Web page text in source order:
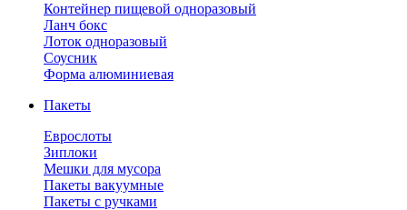
Контейнер пищевой одноразовый
Ланч бокс
Лоток одноразовый
Соусник
Форма алюминиевая
Пакеты
Еврослоты
Зиплоки
Мешки для мусора
Пакеты вакуумные
Пакеты с ручками